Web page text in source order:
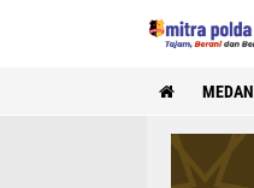
MEDAN